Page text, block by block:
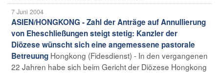
7 Juni 2004
ASIEN/HONGKONG - Zahl der Anträge auf Annullierung
von Eheschließungen steigt stetig: Kanzler der
Diözese wünscht sich eine angemessene pastorale
Betreuung Hongkong (Fidesdienst) - In den vergangenen
22 Jahren habe sich beim Gericht der Diözese Hongkong